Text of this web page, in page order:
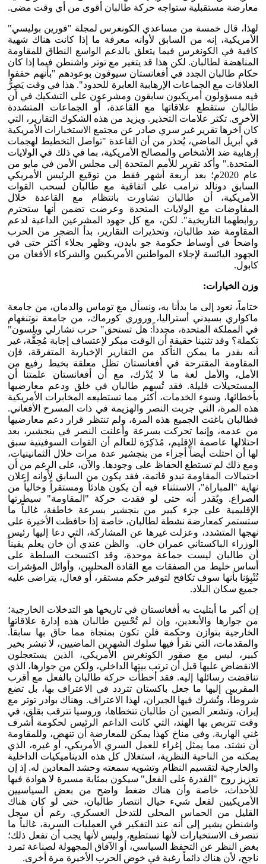
معارضة مستقبلية ستواجه حركة طالبان أقوى من أي وقت مضى.
لهذا، قال خمسة من مساعدي الكونغرس لمجلة "فورين بوليسي"
الأمريكية، إنه من السابق لأوانه معرفة ما إذا كانت هناك شهية
كافية في الكونغرس فيما يتعلق بالدعم الواسع النطاق للمقاومة
المناهضة لطالبان. لكن هذا قد يتغير مع توتر واشنطن فيما إذا كان
حكام طالبان الجدد في أفغانستان سيوفون بوعودهم "بأنهم خففوا
العلاقات مع الجماعات الإرهابية العابرة للحدود". هذا في وقت يَصِرُّ
فيه مسؤولون أمريكيون سابقون ومشرعون على التشكيك في أن
طالبان ستقطع علاقاتها مع القاعدة، أو الجماعات المتشددة
الأخرى. تكثر علامات التحذير. ويزيد من هذه الشكوك التقارير، التي
كان آخرها تقرير غير سري صادر عن مجتمع الاستخبارات الأمريكية
في أبريل الماضي، يُحذر من أن القاعدة "تواصل التخطيط لهجمات
إرهابية ضد الأشخاص والمصالح الأمريكية، بما في ذلك في الولايات
المتحدة." وأكد تقرير للأمم المتحدة إلى مجلس الأمن في مايو من
عام 2020م؛ بعد أربعة أشهر فقط من توقيع الرئيس الأمريكي
السابق دونالد ترامب على اتفاقية مع طالبان لسحب القوات
الأمريكية، أن طالبان تشاورت بانتظام مع القاعدة خلال
المفاوضات مع الولايات المتحدة وعرضت تضمن أنها ستحترم
روابطهما التاريخية". لكن، مع كل جهود المشرعين الداعية لدعم
المقاومة ضد طالبان، وتحذيرات التقارير، بدأ الضجر من الحرب
واضحاً في أوساط حكومة جو بايدن، وظهر بجلاء أكثر حتى في
الجهود اليائسة لإجلاء المواطنين الأمريكيين والشركاء الأفغان من
كابول.
وزن الخيارات:
ختاماً، نعود إلى ما بدأنا به، ونسأل مع توماس والدمان، من جامعة
ماكواري بسيدني أستراليا، وروري كورماك، من جامعة نوتنغهام
في المملكة المتحدة، مجدداً: هل تستحق" حرب تشارلي ويلسون"
تكملة؟ وقد تثنينا حقيقة أن الوقت مبكر لإعتساف إجابة مُحِقَّة، غير
أنه بقدر ما يمكن التأكد من التقارير الإخبارية المتفرقة، فإن
المقاومة المقترحة في أفغانستان تظل معلقة بخيط رفيع من
الأمل، والأمل لغة ما لا يُدْرك، مع أن أفغانستان علمتنا أن
المستحيلات قليلة. فقد تُسهم طالبان في خلق ودعم معارضيها
بأخطائها، وسوء الخدمات، أكثر مما تستطيعه المخابرات الأمريكية
هذه المرة، التي جربت النصر والهزيمة في ذات المسرح الأفغاني.
فطالبان باغتت الجميع هذه المرة، ولم تنتظر قرار دعم معارضيها
من عدمه، وإنما تحركت بسرعة وأعلنت النصر في بنجشير، بعد
احتلالها عاصمة الإقليم، مُذَكِرَة للعالم أن القوات السوفيتية سبق
لها أن احتلت أيضاً أجزاء من بنجشير عدة مرات خلال الثمانينيات،
ومع ذلك لم تستطع الحفاظ على وجودها. والآن، على الرغم من أن
احتمالات المقاومة تبدو قاتمة، فقد يكون من السابق لأوانه إعلان
نهاية "المباراة"، الاستثناء فيه أن يكون هادئاً ومستقراً وخالياً من
الصراع. ويُقدر أنه حتى لو فقدت حركة "المقاومة" سيطرتها
الإقليمية على جزء كبير من بنجشير بسرعة خاطفة، غالباً ما
ستستمر كمعارضة نشطة لطالبان، خاصة إذا حافظت الأخيرة على
نهجها المتشدد، وعزلت غيرها عن المشاركة، التي دعا إليها رئيس
الوزراء الباكستاني عمران خان. والظن عندي أن خان يعلم يقيناً
أن طالبان ليست جماعة موحدة، وقد اكتسحت السلطة على
أساس خليط من الصفقات مع القادة المحليين، وأوائل المؤشرات
تُنْبِؤنا بأنها سوف تكافح لتوفير حكم مستقر، أو فعال، يتراضى عليه
جميع سكان البلاد.
إن أكبر ما أبتليت به أفغانستان في تاريخها هو التدخلات الخارجية؛
من جوارها والأبعدين، وإن لم تُحْسِن طالبان هذه إدارة علاقاتها
الخارجية بتوازن وحكمة فلن تكون بمنجاة مما حاق بها سابقاً.
والمقدمات، التي نقرأ فيها سلوك الشهرين الماضيين، لا تبشر بخير
كبير، ليس مع صقور الكونغرس الأمريكي، الذين يستعجلون
الانقضاض عليها قبل أن ترتب بيتها الداخلي، ولكن من جوارها، الذي
تناقضت رسائلها إليه. فقد أخطأت حركة طالبان بالفعل مع أقرب
المقربين إليها ما جعل باكستان تتردد في الاعتراف بها، بل تضع
شروطاً، وتُشرك فيها الجيران، لهذا الاعتراف. وهناك بوادر توتر مع
إيران، وتشعر الصين أن طالبان تتخطاها، وروسيا تترقب بقلق، في
وقت تتربص بها الهند، التي كانت الداعم الرئيس لحكومة أشرف
غني الهاربة. وفي مناخ كهذا يمكن للمعارضة أن تنهض، وللمقاومة
أن تشتد، مما يمثل إغراء للعمل السري الأمريكي، أو غيره، الذي
يمكنه من الناحية النظرية، استغلال كل هذه الديناميكيات الداخلية
والخارجية لتقسيم النظام وتشويه سمعته وحشد المعادين له. إذ إن
تعزيز روح "القدرة على الفعل" سيكون بمثابة مسيرة لا هوادة فيها
للأحداث، خاصة وأن هناك ضغط واضح من بعض السياسيين
الأمريكيين لفعل شيء حيال انتصار طالبان، حتى لو كان هناك
القليل من الحماس المحلي للتدخل العسكري. رغم أن سجل
واشنطن يشير إلى أنه عند التفكير في العمليات السرية، غالباً ما
تتصرف الاستخبارات لأنها تستطيع، وليس لأنها يجب أن تفعل ذلك؛
بغض النظر عن التحفظ السياسي، أو الآفاق المجهولة لصناعة تمرد
ناجح، لأن هناك دائماً رغبة في خوض الحرب الأخيرة مرة أخرى.